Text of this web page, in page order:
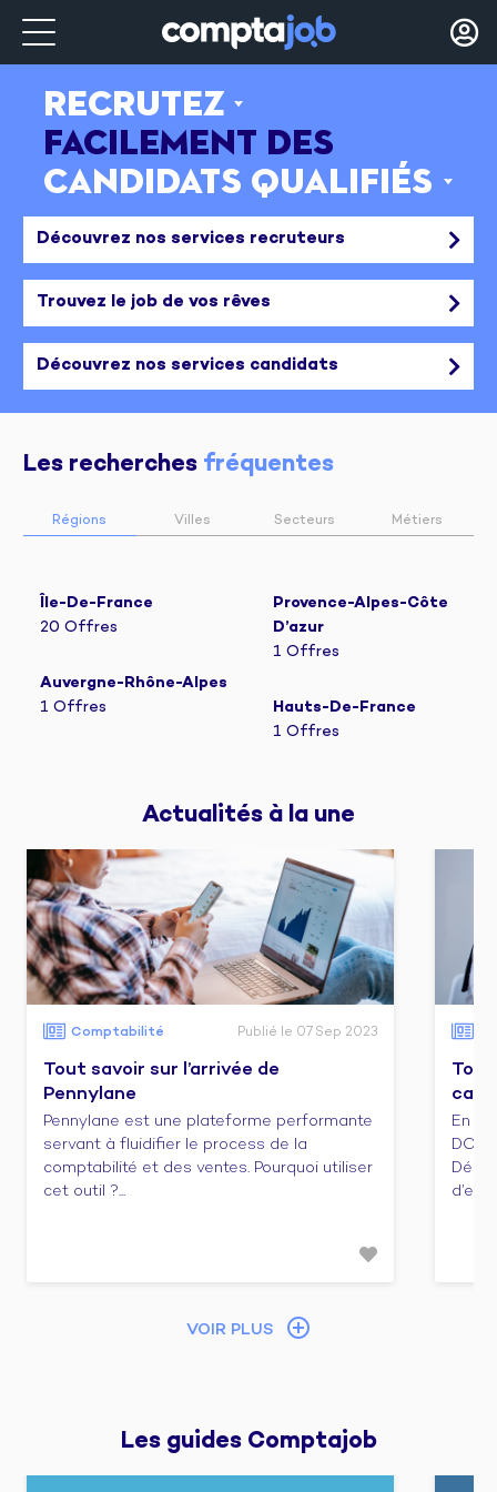
Recrutez
facilement des
candidats qualifiés
Trouvez
le job qui
vous correspondˇ
Découvrez nos services recruteurs
Trouvez le job de vos rêves
Découvrez nos services candidats
Les recherches fréquentes
Régions Villes Secteurs Métiers
Île-De-France
20 Offres
Auvergne-Rhône-Alpes
1 Offres
Provence-Alpes-Côte
D’azur
1 Offres
Hauts-De-France
1 Offres
Actualités à la une
Comptabilité Publié le 07 Sep 2023
Tout savoir sur l’arrivée de
Pennylane
Pennylane est une plateforme performante
servant à fluidifier le process de la
comptabilité et des ventes. Pourquoi utiliser
cet outil ?...
En
DCG
VOIR PLUS
Les guides Comptajob